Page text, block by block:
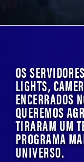
OS
LIGHTS,
ENCERRADOS
QUEREMOS
TIRARAM UM
PROGRAMA
UNIVERSO.